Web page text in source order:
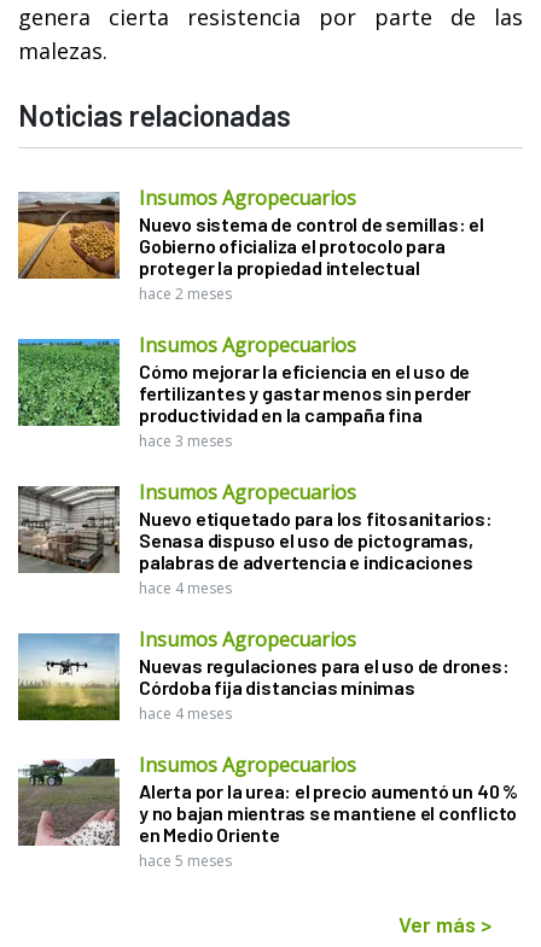
genera cierta resistencia por parte de las
malezas.
Noticias relacionadas
Insumos Agropecuarios
Nuevo sistema de control de semillas: el
Gobierno oficializa el protocolo para
proteger la propiedad intelectual
hace 2 meses
Insumos Agropecuarios
Cómo mejorar la eficiencia en el uso de
fertilizantes y gastar menos sin perder
productividad en la campaña fina
hace 3 meses
Insumos Agropecuarios
Nuevo etiquetado para los fitosanitarios:
Senasa dispuso el uso de pictogramas,
palabras de advertencia e indicaciones
hace 4 meses
Insumos Agropecuarios
Nuevas regulaciones para el uso de drones:
Córdoba fija distancias mínimas
hace 4 meses
Insumos Agropecuarios
Alerta por la urea: el precio aumentó un 40 %
y no bajan mientras se mantiene el conflicto
en Medio Oriente
hace 5 meses
Ver más >